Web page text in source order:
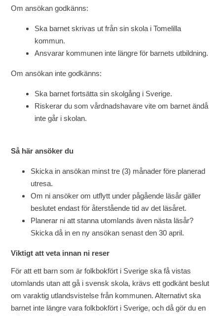
Om ansökan godkänns:
Ska barnet skrivas ut från sin skola i Tomelilla
kommun.
Ansvarar kommunen inte längre för barnets utbildning.
Om ansökan inte godkänns:
Ska barnet fortsätta sin skolgång i Sverige.
Riskerar du som vårdnadshavare vite om barnet ändå
inte går i skolan.
Så här ansöker du
Skicka in ansökan minst tre (3) månader före planerad
utresa.
Om ni ansöker om utflytt under pågående läsår gäller
beslutet endast för återstående tid av det läsåret.
Planerar ni att stanna utomlands även nästa läsår?
Skicka då in en ny ansökan senast den 30 april.
Viktigt att veta innan ni reser
För att ett barn som är folkbokfört i Sverige ska få vistas
utomlands utan att gå i svensk skola, krävs ett godkänt beslut
om varaktig utlandsvistelse från kommunen. Alternativt ska
barnet inte längre vara folkbokfört i Sverige, och då gör du en